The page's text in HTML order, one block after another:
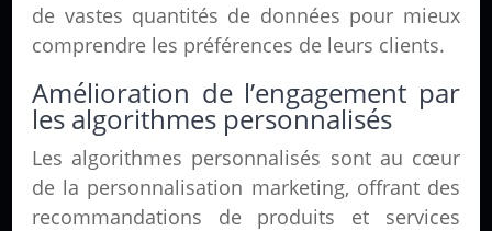
de vastes quantités de données pour mieux
comprendre les préférences de leurs clients.
Amélioration de l’engagement par
les algorithmes personnalisés
Les algorithmes personnalisés sont au cœur
de la personnalisation marketing, offrant des
recommandations de produits et services